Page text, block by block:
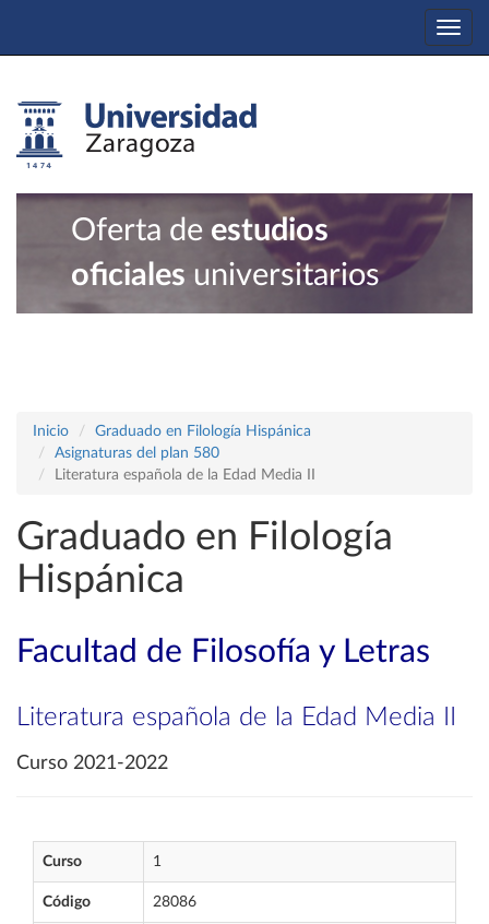
Oferta de estudios
oficiales universitarios
Inicio
Graduado en Filología Hispánica
Asignaturas del plan 580
Literatura española de la Edad Media II
Graduado en Filología
Hispánica
Facultad de Filosofía y Letras
Literatura española de la Edad Media II
Curso 2021-2022
Curso 1
Código 28086